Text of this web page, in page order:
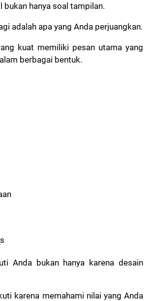
hanya soal tampilan.
adalah apa yang Anda perjuangkan.
kuat memiliki pesan utama yang
berbagai bentuk.
Anda bukan hanya karena desain
karena memahami nilai yang Anda